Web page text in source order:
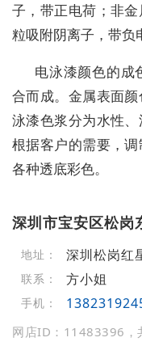
子，带正电荷；非
粒吸附阴离子，带负
电泳漆颜色的成
合而成。金属表面
泳漆色浆分为水性
根据客户的需要，
各种透底彩色。
深圳市宝安区松岗
地址： 深圳松岗红
联系： 方小姐
手机：
网店ID：11483396，